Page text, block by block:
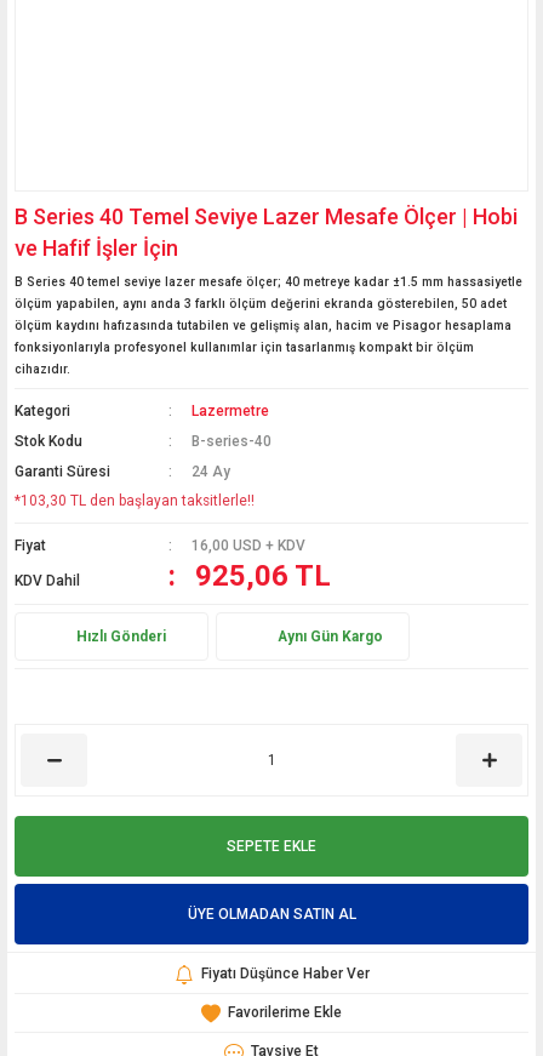
B Series 40 Temel Seviye Lazer Mesafe Ölçer | Hobi
ve Hafif İşler İçin
B Series 40 temel seviye lazer mesafe ölçer; 40 metreye kadar ±1.5 mm hassasiyetle
ölçüm yapabilen, aynı anda 3 farklı ölçüm değerini ekranda gösterebilen, 50 adet
ölçüm kaydını hafızasında tutabilen ve gelişmiş alan, hacim ve Pisagor hesaplama
fonksiyonlarıyla profesyonel kullanımlar için tasarlanmış kompakt bir ölçüm
cihazıdır.
Kategori
Lazermetre
Stok Kodu
B-series-40
Garanti Süresi
24 Ay
*103,30 TL den başlayan taksitlerle!!
Fiyat 16,00 USD + KDV
KDV Dahil 925,06 TL
Hızlı Gönderi Aynı Gün Kargo
SEPETE EKLE
ÜYE OLMADAN SATIN AL
Fiyatı Düşünce Haber Ver
Tavsiye Et